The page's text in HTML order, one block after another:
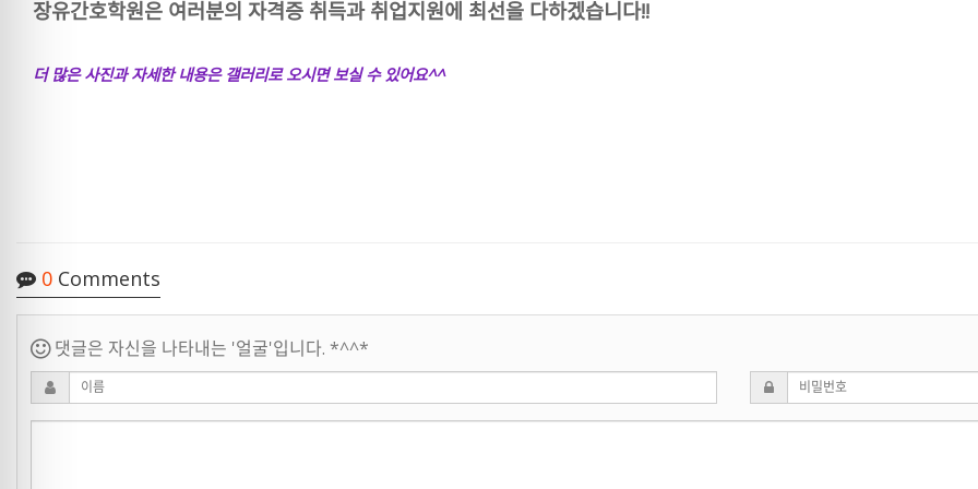
장유간호학원은 여러분의 자격증 취득과 취업지원에 최선을 다하겠습니다!!
더 많은 사진과 자세한 내용은 갤러리로 오시면 보실 수 있어요^^
0 Comments
댓글은 자신을 나타내는 '얼굴'입니다. *^^*